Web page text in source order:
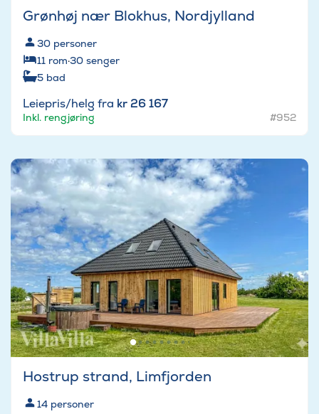
Grønhøj nær Blokhus, Nordjylland
30 personer
11 rom·30 senger
5 bad
Leiepris/helg fra kr 26 167
Inkl. rengjøring #952
Hostrup strand, Limfjorden
14 personer